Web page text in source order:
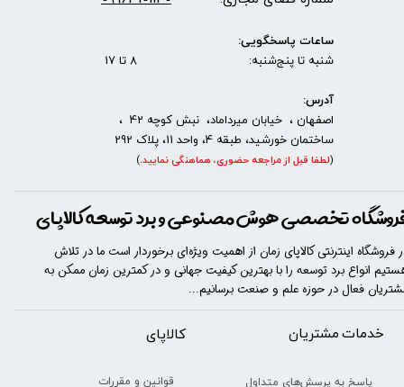
خدمات مشتریان
پاسخ به پرسش‌های متداول
​​کالاپای
قوانین و مقررات
تخصصی هوش مصنوعی و برد توسعه کالاپای
فروشگاه اینترنتی کالاپای زمان از اهمیت ویژه‌ای برخوردار است ما در تلاش
انواع برد توسعه را با​​​ بهترین کیفیت جهانی و در کمترین زمان ممکن به
فعال در حوزه علم و صنعت برسانیم...
ساعات پاسخگویی:
شنبه تا پنج‌شنبه: 8 تا 17
آدرس:
اصفهان ، خیابان میرداماد، نبش کوچه 42 ،
ساختمان خورشید، طبقه 4، واحد 11، پلاک 292
(لطفا قبل از مراجعه حضوری، هماهنگی نمایید.
)